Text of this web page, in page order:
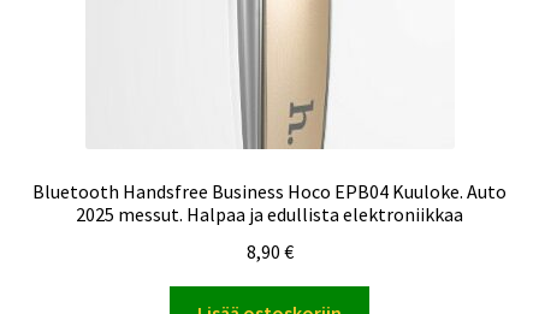
Bluetooth Handsfree Business Hoco EPB04 Kuuloke. Auto
2025 messut. Halpaa ja edullista elektroniikkaa
8,90 €